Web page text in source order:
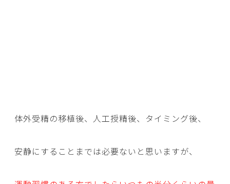
体外受精の移植後、人工授精後、タイミング後、
安静にすることまでは必要ないと思いますが、